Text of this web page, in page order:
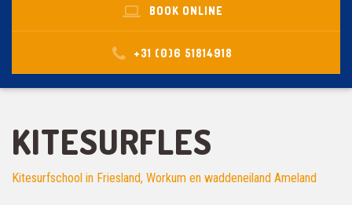
BOOK ONLINE
+31 (0)6 51814918
KITESURFLES
Kitesurfschool in Friesland, Workum en waddeneiland Ameland